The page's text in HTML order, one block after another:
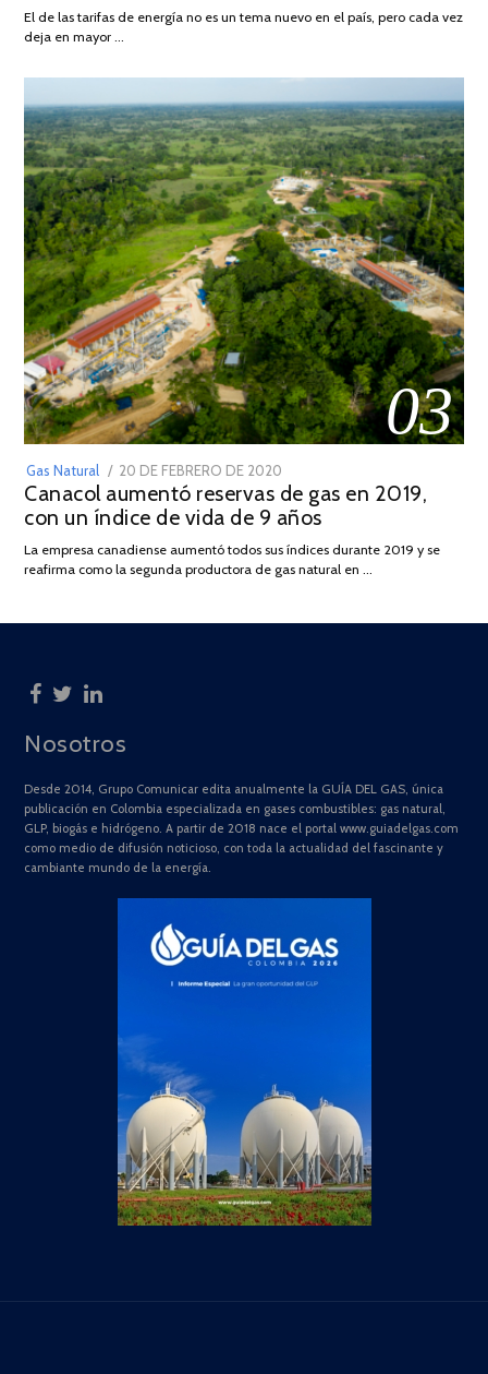
DE
El de las tarifas de energía no es un tema nuevo en el país, pero cada vez
deja en mayor …
03
Gas Natural
POSTED
ON
20 DE FEBRERO DE 2020
DE
JULIO
2025
Canacol aumentó reservas de gas en 2019,
con un índice de vida de 9 años
La empresa canadiense aumentó todos sus índices durante 2019 y se
reafirma como la segunda productora de gas natural en …
Nosotros
Desde 2014, Grupo Comunicar edita anualmente la GUÍA DEL GAS, única
publicación en Colombia especializada en gases combustibles: gas natural,
GLP, biogás e hidrógeno. A partir de 2018 nace el portal www.guiadelgas.com
como medio de difusión noticioso, con toda la actualidad del fascinante y
cambiante mundo de la energía.